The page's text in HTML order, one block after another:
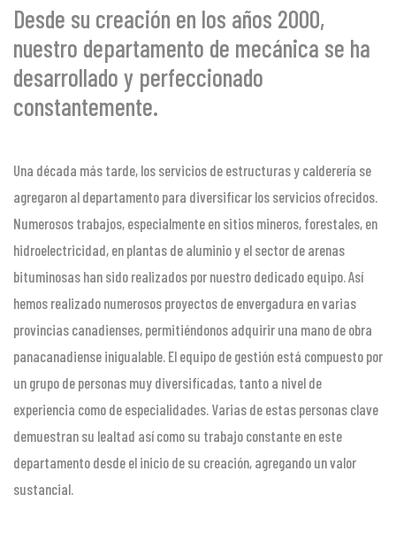
Desde su creación en los años 2000,
nuestro departamento de mecánica se ha
desarrollado y perfeccionado
constantemente.
Una década más tarde, los servicios de estructuras y calderería se
agregaron al departamento para diversificar los servicios ofrecidos.
Numerosos trabajos, especialmente en sitios mineros, forestales, en
hidroelectricidad, en plantas de aluminio y el sector de arenas
bituminosas han sido realizados por nuestro dedicado equipo. Así
hemos realizado numerosos proyectos de envergadura en varias
provincias canadienses, permitiéndonos adquirir una mano de obra
panacanadiense inigualable. El equipo de gestión está compuesto por
un grupo de personas muy diversificadas, tanto a nivel de
experiencia como de especialidades. Varias de estas personas clave
demuestran su lealtad así como su trabajo constante en este
departamento desde el inicio de su creación, agregando un valor
sustancial.